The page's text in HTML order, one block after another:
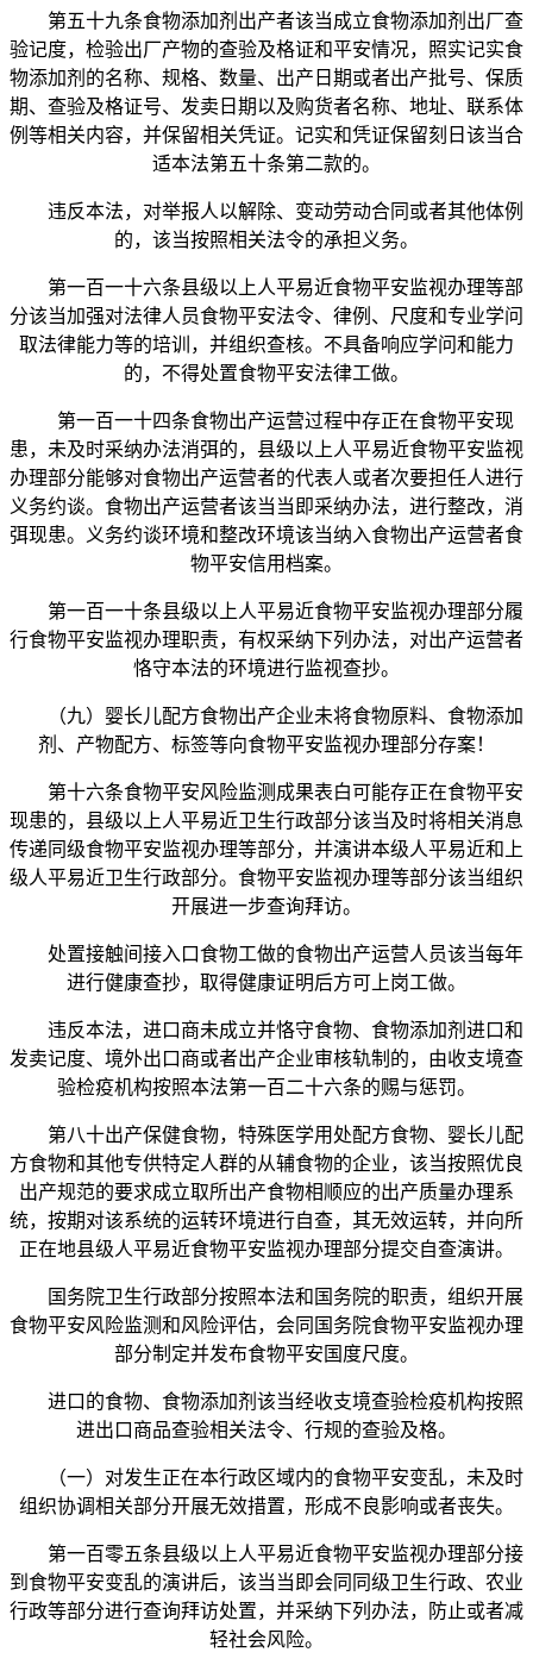
第五十九条食物添加剂出产者该当成立食物添加剂出厂查
验记度，检验出厂产物的查验及格证和平安情况，照实记实食
物添加剂的名称、规格、数量、出产日期或者出产批号、保质
期、查验及格证号、发卖日期以及购货者名称、地址、联系体
例等相关内容，并保留相关凭证。记实和凭证保留刻日该当合
适本法第五十条第二款的。
违反本法，对举报人以解除、变动劳动合同或者其他体例
的，该当按照相关法令的承担义务。
第一百一十六条县级以上人平易近食物平安监视办理等部
分该当加强对法律人员食物平安法令、律例、尺度和专业学问
取法律能力等的培训，并组织查核。不具备响应学问和能力
的，不得处置食物平安法律工做。
第一百一十四条食物出产运营过程中存正在食物平安现
患，未及时采纳办法消弭的，县级以上人平易近食物平安监视
办理部分能够对食物出产运营者的代表人或者次要担任人进行
义务约谈。食物出产运营者该当当即采纳办法，进行整改，消
弭现患。义务约谈环境和整改环境该当纳入食物出产运营者食
物平安信用档案。
第一百一十条县级以上人平易近食物平安监视办理部分履
行食物平安监视办理职责，有权采纳下列办法，对出产运营者
恪守本法的环境进行监视查抄。
（九）婴长儿配方食物出产企业未将食物原料、食物添加
剂、产物配方、标签等向食物平安监视办理部分存案！
第十六条食物平安风险监测成果表白可能存正在食物平安
现患的，县级以上人平易近卫生行政部分该当及时将相关消息
传递同级食物平安监视办理等部分，并演讲本级人平易近和上
级人平易近卫生行政部分。食物平安监视办理等部分该当组织
开展进一步查询拜访。
处置接触间接入口食物工做的食物出产运营人员该当每年
进行健康查抄，取得健康证明后方可上岗工做。
违反本法，进口商未成立并恪守食物、食物添加剂进口和
发卖记度、境外出口商或者出产企业审核轨制的，由收支境查
验检疫机构按照本法第一百二十六条的赐与惩罚。
第八十出产保健食物，特殊医学用处配方食物、婴长儿配
方食物和其他专供特定人群的从辅食物的企业，该当按照优良
出产规范的要求成立取所出产食物相顺应的出产质量办理系
统，按期对该系统的运转环境进行自查，其无效运转，并向所
正在地县级人平易近食物平安监视办理部分提交自查演讲。
国务院卫生行政部分按照本法和国务院的职责，组织开展
食物平安风险监测和风险评估，会同国务院食物平安监视办理
部分制定并发布食物平安国度尺度。
进口的食物、食物添加剂该当经收支境查验检疫机构按照
进出口商品查验相关法令、行规的查验及格。
（一）对发生正在本行政区域内的食物平安变乱，未及时
组织协调相关部分开展无效措置，形成不良影响或者丧失。
第一百零五条县级以上人平易近食物平安监视办理部分接
到食物平安变乱的演讲后，该当当即会同同级卫生行政、农业
行政等部分进行查询拜访处置，并采纳下列办法，防止或者减
轻社会风险。